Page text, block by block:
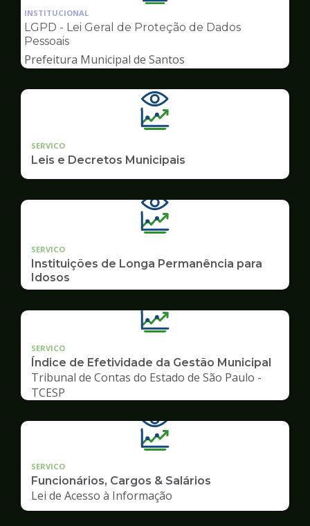
da
pagina
Transparência
INSTITUCIONAL
LGPD - Lei Geral de Proteção de Dados
Pessoais
Prefeitura Municipal de Santos
SERVICO
Leis e Decretos Municipais
SERVICO
Instituições de Longa Permanência para
Idosos
SERVICO
Índice de Efetividade da Gestão Municipal
Tribunal de Contas do Estado de São Paulo -
TCESP
SERVICO
Funcionários, Cargos & Salários
Lei de Acesso à Informação